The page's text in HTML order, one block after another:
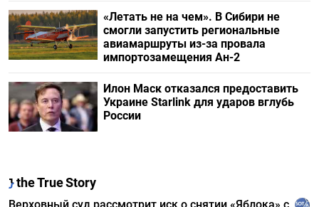
«Летать не на чем». В Сибири не
смогли запустить региональные
авиамаршруты из-за провала
импортозамещения Ан-2
Илон Маск отказался предоставить
Украине Starlink для ударов вглубь
России